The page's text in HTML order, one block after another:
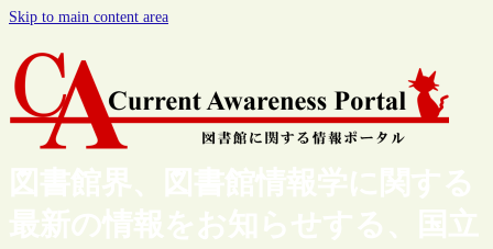
Skip to main content area
図書館界、図書館情報学に関する
最新の情報をお知らせする、国立